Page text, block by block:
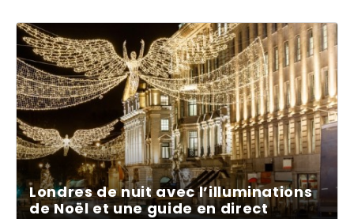
Londres de nuit avec l’illuminations
de Noël et une guide en direct